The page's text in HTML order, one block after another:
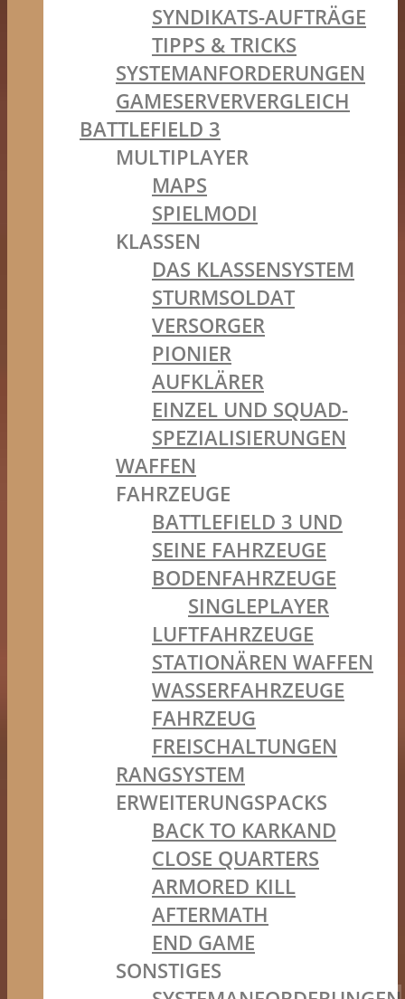
SYNDIKATS-AUFTRÄGE
TIPPS & TRICKS
SYSTEMANFORDERUNGEN
GAMESERVERVERGLEICH
BATTLEFIELD 3
MULTIPLAYER
MAPS
SPIELMODI
KLASSEN
DAS KLASSENSYSTEM
STURMSOLDAT
VERSORGER
PIONIER
AUFKLÄRER
EINZEL UND SQUAD-
SPEZIALISIERUNGEN
WAFFEN
FAHRZEUGE
BATTLEFIELD 3 UND
SEINE FAHRZEUGE
BODENFAHRZEUGE
SINGLEPLAYER
LUFTFAHRZEUGE
STATIONÄREN WAFFEN
WASSERFAHRZEUGE
FAHRZEUG
FREISCHALTUNGEN
RANGSYSTEM
ERWEITERUNGSPACKS
BACK TO KARKAND
CLOSE QUARTERS
ARMORED KILL
AFTERMATH
END GAME
SONSTIGES